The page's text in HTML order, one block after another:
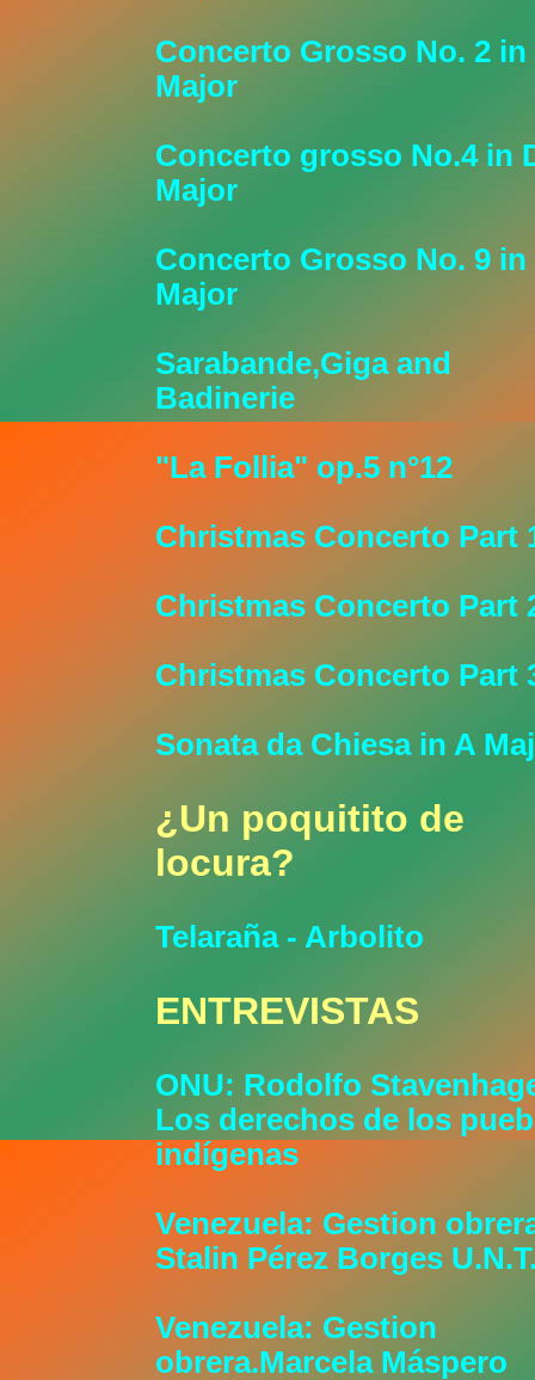
Concerto Grosso No. 2 in
Major
Concerto grosso No.4 in
Major
Concerto Grosso No. 9 in
Major
Sarabande,Giga and
Badinerie
"La Follia" op.5 n°12
Christmas Concerto Part
Christmas Concerto Part
Christmas Concerto Part
Sonata da Chiesa in A
¿Un poquitito de
locura?
Telaraña - Arbolito
ENTREVISTAS
ONU: Rodolfo
Los derechos de los
indígenas
Venezuela: Gestion
Stalin Pérez Borges
Venezuela: Gestion
obrera.Marcela Máspero